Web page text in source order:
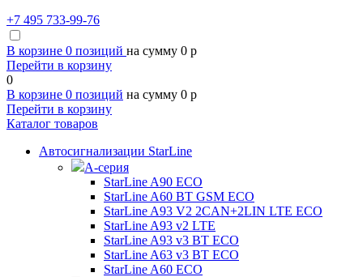
+7 495 733-99-76
В корзине 0 позиций на сумму 0 p
Перейти в корзину
0
В корзине 0 позиций на сумму 0 p
Перейти в корзину
Каталог товаров
Автосигнализации StarLine
А-серия
StarLine A90 ECO
StarLine A60 BT GSM ECO
StarLine A93 V2 2CAN+2LIN LTE ECO
StarLine A93 v2 LTE
StarLine A93 v3 BT ECO
StarLine A63 v3 BT ECO
StarLine A60 ECO